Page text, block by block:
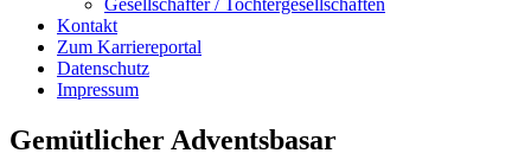
Gesellschafter / Tochtergesellschaften
Kontakt
Zum Karriereportal
Datenschutz
Impressum
Gemütlicher Adventsbasar